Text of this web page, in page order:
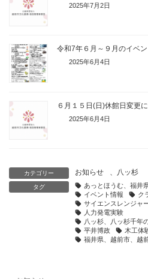
2025年7月2日
令和7年６月～９月のイベ
2025年6月4日
６月１５日(日)休館日変更
2025年6月4日
カテゴリー お知らせ 、 八ッ杉
タグ
あっとほうむ、福井
イベント情報
ク
サイエンスレンジャ
人力発電実験
八ッ杉、八ッ杉千年
平井博政
木工体
福井県、越前市、越